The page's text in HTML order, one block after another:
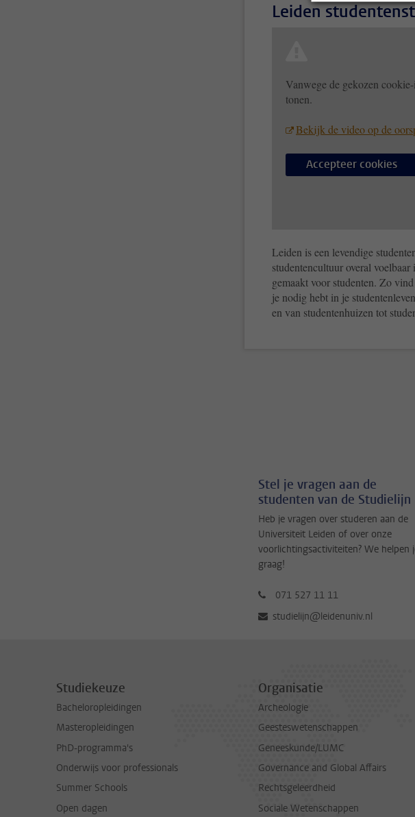
Leiden
Vanwege de gekozen
tonen.
Bekijk de video op de
Accepteer cookies
Leiden is een levendige
studentencultuur overal
gemaakt voor studenten. Zo
je nodig hebt in je
en van studentenhuizen tot
Stel je vragen aan de
studenten van de Studielijn
Heb je vragen over studeren aan de
Universiteit Leiden of over onze
voorlichtingsactiviteiten? We helpen
graag!
071 527 11 11
studielijn@leidenuniv.nl
Studiekeuze
Bacheloropleidingen
Masteropleidingen
PhD-programma's
Onderwijs voor professionals
Summer Schools
Open dagen
Organisatie
Archeologie
Geesteswetenschappen
Geneeskunde/LUMC
Governance and Global Affairs
Rechtsgeleerdheid
Sociale Wetenschappen